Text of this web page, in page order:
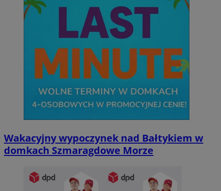
Wakacyjny wypoczynek nad Bałtykiem w
domkach Szmaragdowe Morze